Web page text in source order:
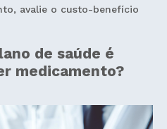
avalie o custo-benefício
de saúde é
medicamento?